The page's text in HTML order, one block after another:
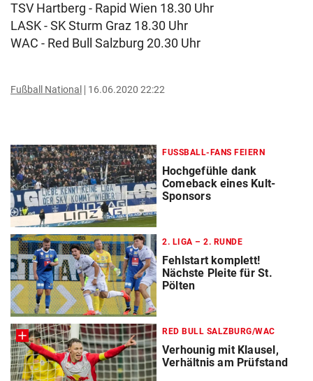
TSV Hartberg - Rapid Wien 18.30 Uhr
LASK - SK Sturm Graz 18.30 Uhr
WAC - Red Bull Salzburg 20.30 Uhr
Fußball National 16.06.2020 22:22
FUSSBALL-FANS FEIERN
Hochgefühle dank
Comeback eines Kult-
Sponsors
2. LIGA – 2. RUNDE
Fehlstart komplett!
Nächste Pleite für St.
Pölten
RED BULL SALZBURG/WAC
Verhounig mit Klausel,
Verhältnis am Prüfstand